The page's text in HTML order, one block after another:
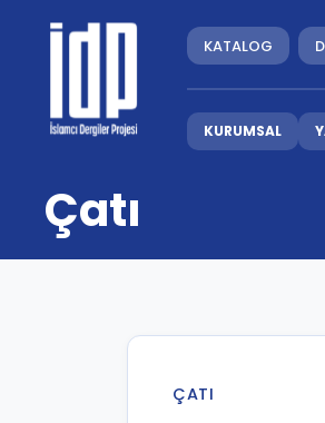
KATALOG
KURUMSAL
Çatı
ÇATI